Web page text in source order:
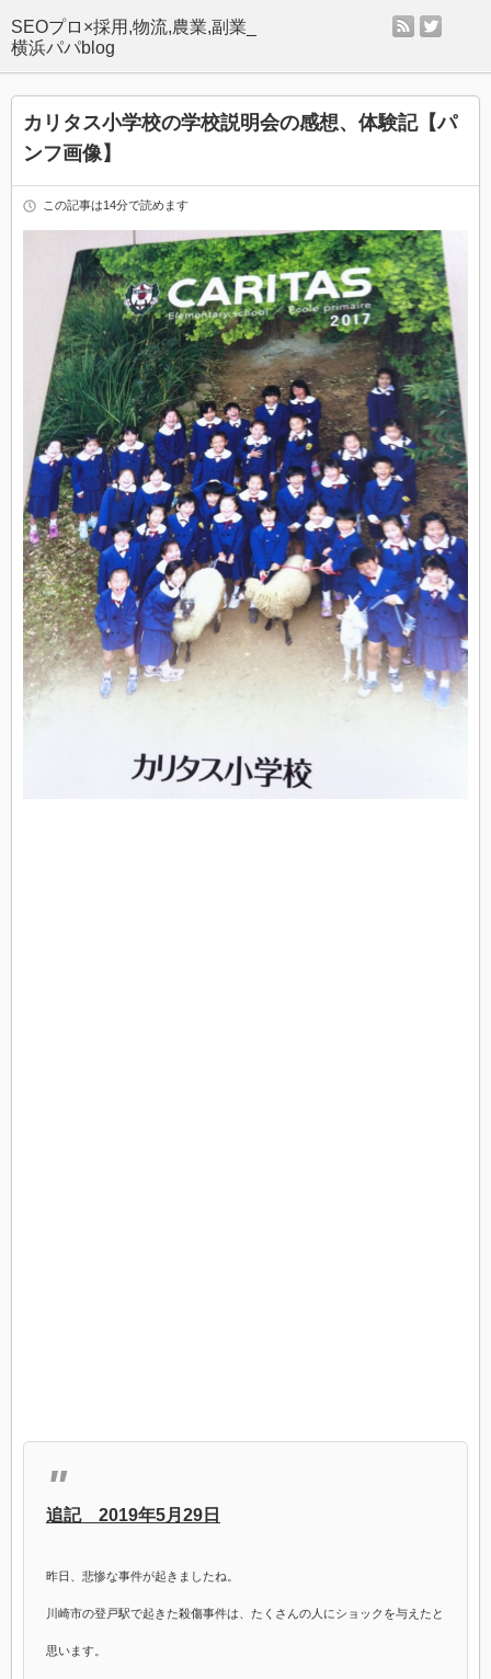
SEOプロ×採用,物流,農業,副業_
横浜パパblog
rss
カリタス小学校の学校説明会の感想、体験記【パ
ンフ画像】
この記事は14分で読めます
追記 2019年5月29日
昨日、悲惨な事件が起きましたね。
川崎市の登戸駅で起きた殺傷事件は、たくさんの人にショックを与えたと
思います。